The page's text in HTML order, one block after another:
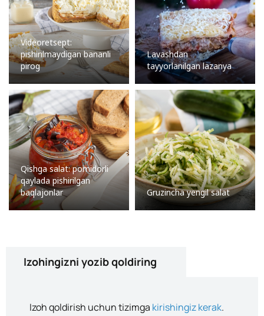
Videoretsept:
pishirilmaydigan bananli
pirog
Lavashdan
tayyorlanilgan lazanya
Qishga salat: pomidorli
qaylada pishirilgan
baqlajonlar
Gruzincha yengil salat
Izohingizni yozib qoldiring
Izoh qoldirish uchun tizimga kirishingiz kerak.